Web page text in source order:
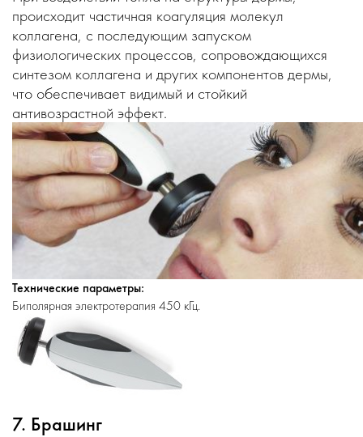
происходит частичная коагуляция молекул
коллагена, с последующим запуском
физиологических процессов, сопровождающихся
синтезом коллагена и других компонентов дермы,
что обеспечивает видимый и стойкий
антивозрастной эффект.
Технические параметры:
Биполярная электротерапия 450 кГц.
7. Брашинг